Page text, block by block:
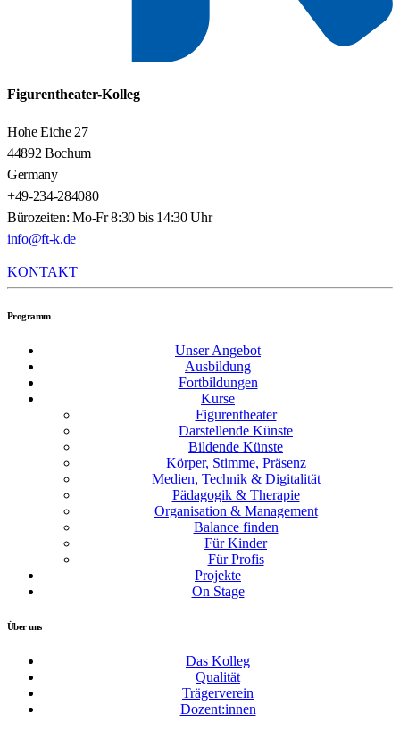
Figurentheater-Kolleg
Hohe Eiche 27
44892 Bochum
Germany
+49-234-284080
Bürozeiten: Mo-Fr 8:30 bis 14:30 Uhr
info@ft-k.de
KONTAKT
Programm
Unser Angebot
Ausbildung
Fortbildungen
Kurse
Figurentheater
Darstellende Künste
Bildende Künste
Körper, Stimme, Präsenz
Medien, Technik & Digitalität
Pädagogik & Therapie
Organisation & Management
Balance finden
Für Kinder
Für Profis
Projekte
On Stage
Über uns
Das Kolleg
Qualität
Trägerverein
Dozent:innen